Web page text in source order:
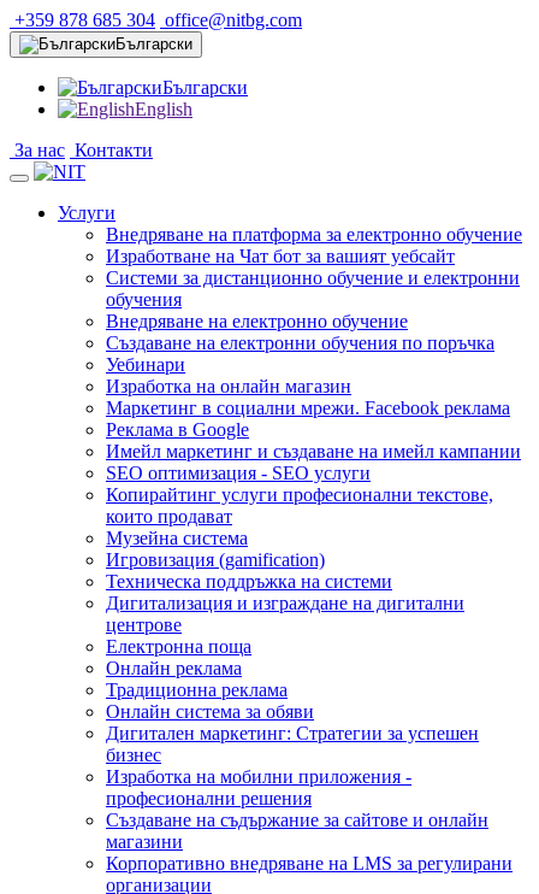
+359 878 685 304 office@nitbg.com
Български
Български
English
За нас Контакти
Услуги
Внедряване на платформа за електронно обучение
Изработване на Чат бот за вашият уебсайт
Системи за дистанционно обучение и електронни
обучения
Внедряване на електронно обучение
Създаване на електронни обучения по поръчка
Уебинари
Изработка на онлайн магазин
Маркетинг в социални мрежи. Facebook реклама
Реклама в Google
Имейл маркетинг и създаване на имейл кампании
SEO оптимизация - SEO услуги
Копирайтинг услуги професионални текстове,
които продават
Музейна система
Игровизация (gamification)
Техническа поддръжка на системи
Дигитализация и изграждане на дигитални
центрове
Електронна поща
Онлайн реклама
Традиционна реклама
Онлайн система за обяви
Дигитален маркетинг: Стратегии за успешен
бизнес
Изработка на мобилни приложения -
професионални решения
Създаване на съдържание за сайтове и онлайн
магазини
Корпоративно внедряване на LMS за регулирани
организации